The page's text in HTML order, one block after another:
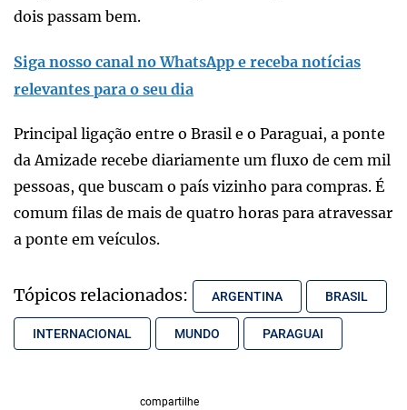
dois passam bem.
Siga nosso canal no WhatsApp e receba notícias
relevantes para o seu dia
Principal ligação entre o Brasil e o Paraguai, a ponte
da Amizade recebe diariamente um fluxo de cem mil
pessoas, que buscam o país vizinho para compras. É
comum filas de mais de quatro horas para atravessar
a ponte em veículos.
Tópicos relacionados: ARGENTINA BRASIL
INTERNACIONAL MUNDO PARAGUAI
compartilhe